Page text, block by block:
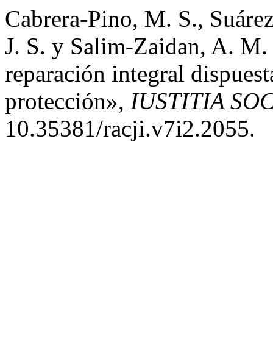
Cabrera-Pino, M. S.,
J. S. y Salim-Zaidan, A.
reparación integral
protección», IUSTITIA
10.35381/racji.v7i2.2055.